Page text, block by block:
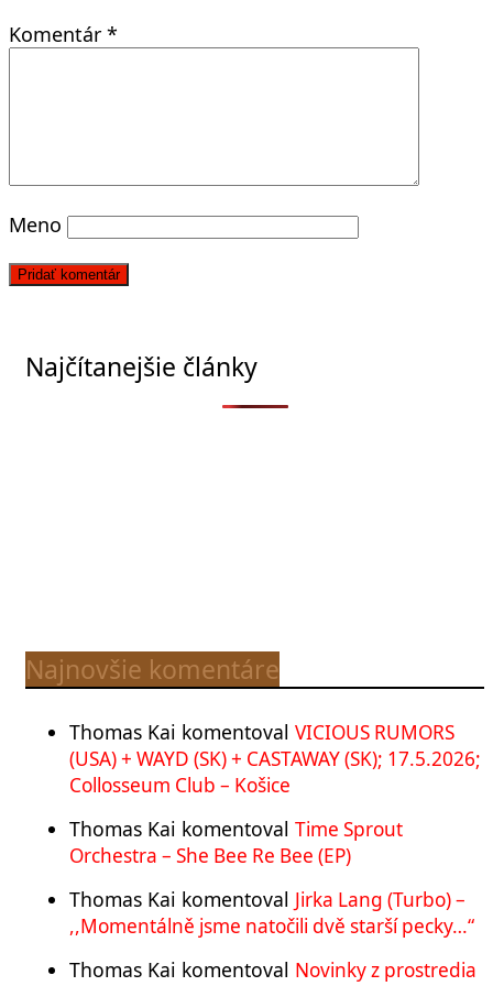
Komentár *
Meno
Najčítanejšie články
Najnovšie komentáre
Thomas Kai komentoval VICIOUS RUMORS
(USA) + WAYD (SK) + CASTAWAY (SK); 17.5.2026;
Collosseum Club – Košice
Thomas Kai komentoval Time Sprout
Orchestra – She Bee Re Bee (EP)
Thomas Kai komentoval Jirka Lang (Turbo) –
,,Momentálně jsme natočili dvě starší pecky…“
Thomas Kai komentoval Novinky z prostredia